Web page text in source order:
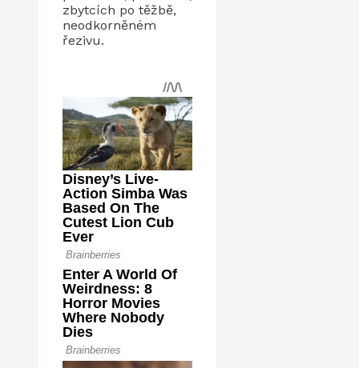
zbytcích po těžbě,
neodkorněném
řezivu.